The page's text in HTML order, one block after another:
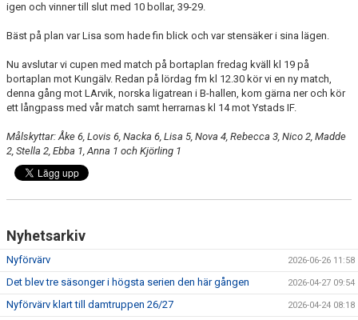
igen och vinner till slut med 10 bollar, 39-29.
Bäst på plan var Lisa som hade fin blick och var stensäker i sina lägen.
Nu avslutar vi cupen med match på bortaplan fredag kväll kl 19 på
bortaplan mot Kungälv. Redan på lördag fm kl 12.30 kör vi en ny match,
denna gång mot LArvik, norska ligatrean i B-hallen, kom gärna ner och kör
ett långpass med vår match samt herrarnas kl 14 mot Ystads IF.
Målskyttar: Åke 6, Lovis 6, Nacka 6, Lisa 5, Nova 4, Rebecca 3, Nico 2, Madde
2, Stella 2, Ebba 1, Anna 1 och Kjörling 1
Nyhetsarkiv
Nyförvärv 2026-06-26 11:58
Det blev tre säsonger i högsta serien den här gången 2026-04-27 09:54
Nyförvärv klart till damtruppen 26/27 2026-04-24 08:18